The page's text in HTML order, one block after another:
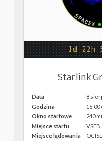
1d 22h
Starlink
Data
8
Godzina
16:00
Okno startowe
240
Miejsce startu
VSFB
Miejsce lądowania